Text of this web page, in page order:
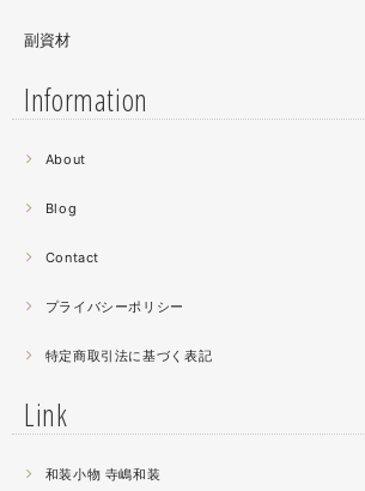
螺鈿細工の工程。青みの強い鮑貝を使
曲面に螺鈿するためには貝も小さなカ
昔作った２０００ピースのジグソーパ
薔薇のブローチ木地制作中。
薄く作らねば。。。パキッとやってし
副資材
Information
About
Blog
Contact
プライバシーポリシー
特定商取引法に基づく表記
Link
和装小物 寺嶋和装